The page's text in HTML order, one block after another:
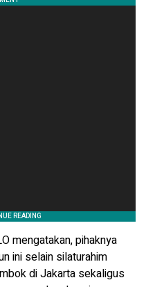
mengatakan, pihaknya
ini selain silaturahim
di Jakarta sekaligus